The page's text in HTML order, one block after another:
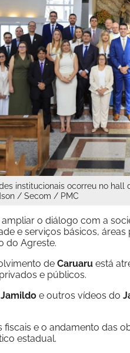
institucionais ocorreu no
/ Secom / PMC
o diálogo com a
e serviços básicos,
do Agreste.
de Caruaru está
e públicos.
e outros vídeos do
fiscais e o andamento das
estadual.